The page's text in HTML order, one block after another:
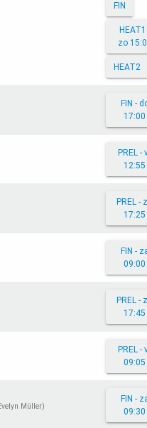
FIN
HEAT1
zo
HEAT2
FIN -
17:00
PREL -
12:55
PREL -
17:25
FIN -
09:00
PREL -
17:45
PREL -
09:05
Müller)
FIN -
09:30